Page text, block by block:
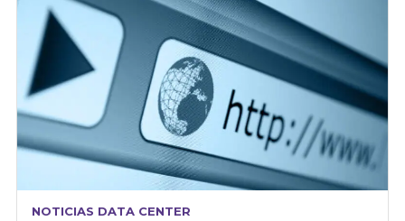
NOTICIAS DATA CENTER